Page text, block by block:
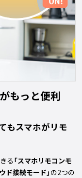
もっと便利
もスマホがリモ
る 「スマホリモコンモ
ド接続モード」 の2つの